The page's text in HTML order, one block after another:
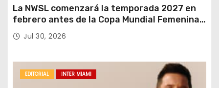
La NWSL comenzará la temporada 2027 en
febrero antes de la Copa Mundial Femenina
del próximo verano.
Jul 30, 2026
EDITORIAL INTER MIAMI